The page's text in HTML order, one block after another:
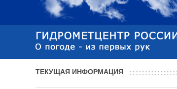
ТЕКУЩАЯ ИНФОРМАЦИЯ